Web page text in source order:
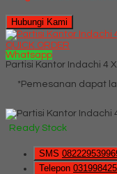
Hubungi Kami
QUICK ORDER
Whatsapp
Partisi Kantor Indachi 4 X
*Pemesanan dapat
Ready Stock
SMS
Telepon